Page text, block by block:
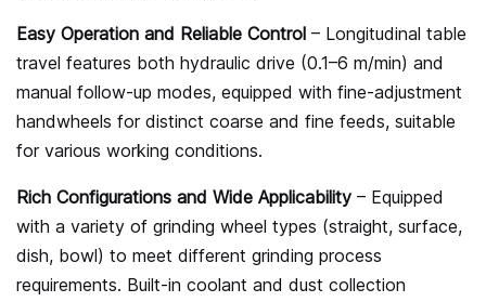
Easy Operation and Reliable Control – Longitudinal table
travel features both hydraulic drive (0.1–6 m/min) and
manual follow-up modes, equipped with fine-adjustment
handwheels for distinct coarse and fine feeds, suitable
for various working conditions.
Rich Configurations and Wide Applicability – Equipped
with a variety of grinding wheel types (straight, surface,
dish, bowl) to meet different grinding process
requirements. Built-in coolant and dust collection